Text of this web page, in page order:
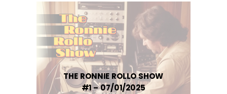
THE RONNIE ROLLO SHOW
#1 – 07/01/2025